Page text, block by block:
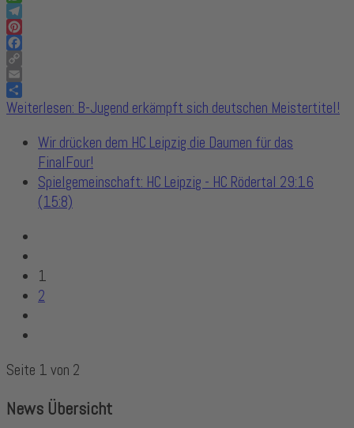
WhatsApp
Telegram
Pinterest
Facebook
Copy
Link
Email
Share
Weiterlesen: B-Jugend erkämpft sich deutschen Meistertitel!
Wir drücken dem HC Leipzig die Daumen für das
FinalFour!
Spielgemeinschaft: HC Leipzig - HC Rödertal 29:16
(15:8)
1
2
Seite 1 von 2
News Übersicht